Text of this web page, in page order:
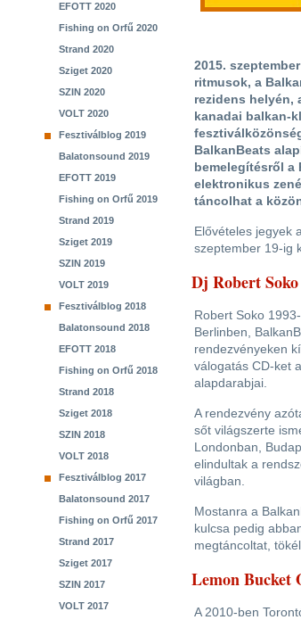
EFOTT 2020
Fishing on Orfű 2020
Strand 2020
Sziget 2020
SZIN 2020
VOLT 2020
Fesztiválblog 2019
Balatonsound 2019
EFOTT 2019
Fishing on Orfű 2019
Strand 2019
Sziget 2019
SZIN 2019
VOLT 2019
Fesztiválblog 2018
Balatonsound 2018
EFOTT 2018
Fishing on Orfű 2018
Strand 2018
Sziget 2018
SZIN 2018
VOLT 2018
Fesztiválblog 2017
Balatonsound 2017
Fishing on Orfű 2017
Strand 2017
Sziget 2017
SZIN 2017
VOLT 2017
2015.
ritmusok, a
rezidens helyén,
kanadai balkan-
BalkanBeats
bemelegítésről a
elektronikus
táncolhat a
Elővételes jegyek
szeptember 19-ig
Dj Robert
Robert Soko
Berlinben,
rendezvényeken
válogatás CD-ket
alapdarabjai.
A rendezvény
sőt világszerte
Londonban,
elindultak a
világban.
Mostanra a
kulcsa pedig
megtáncoltat,
Lemon Bucket
A 2010-ben